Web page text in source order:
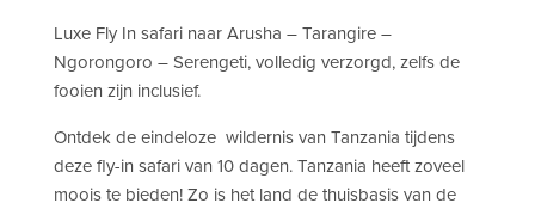
Luxe Fly In safari naar Arusha – Tarangire –
Ngorongoro – Serengeti, volledig verzorgd, zelfs de
fooien zijn inclusief.
Ontdek de eindeloze wildernis van Tanzania tijdens
deze fly-in safari van 10 dagen. Tanzania heeft zoveel
moois te bieden! Zo is het land de thuisbasis van de